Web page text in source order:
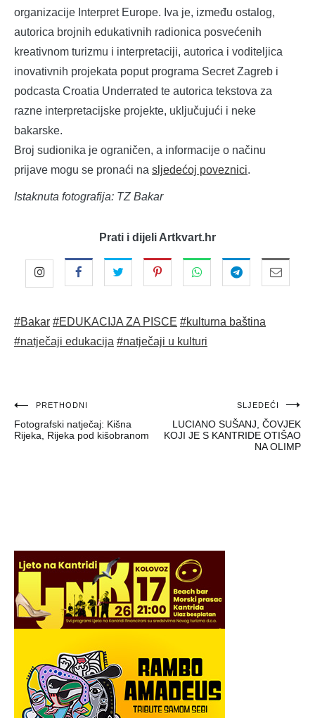
organizacije Interpret Europe. Iva je, između ostalog,
autorica brojnih edukativnih radionica posvećenih
kreativnom turizmu i interpretaciji, autorica i voditeljica
inovativnih projekata poput programa Secret Zagreb i
podcasta Croatia Underrated te autorica tekstova za
razne interpretacijske projekte, uključujući i neke
bakarske.
Broj sudionika je ograničen, a informacije o načinu
prijave mogu se pronaći na sljedećoj poveznici.
Istaknuta fotografija: TZ Bakar
Prati i dijeli Artkvart.hr
#Bakar #EDUKACIJA ZA PISCE #kulturna baština
#natječaji edukacija #natječaji u kulturi
Navigacija
objava
PRETHODNI
Fotografski natječaj: Kišna
Rijeka, Rijeka pod kišobranom
SLJEDEĆI
LUCIANO SUŠANJ, ČOVJEK
KOJI JE S KANTRIDE OTIŠAO
NA OLIMP